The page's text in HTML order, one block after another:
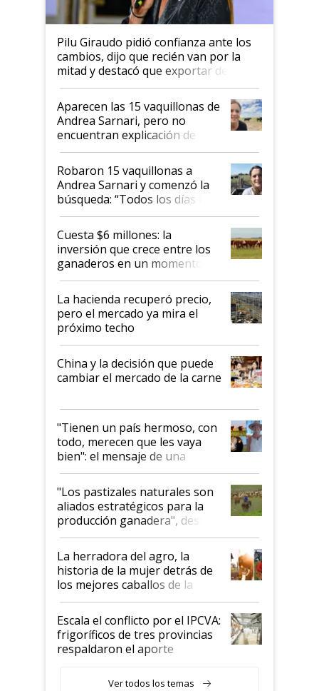
Pilu Giraudo pidió confianza ante los
cambios, dijo que recién van por la
mitad y destacó que exportar dejó de
ser "para unos pocos": "Tenemos un
mandato muy claro del gobierno
nacional"
Aparecen las 15 vaquillonas de
Andrea Sarnari, pero no
encuentran explicación de
cómo llegaron allí
Robaron 15 vaquillonas a
Andrea Sarnari y comenzó la
búsqueda: “Todos los días le
toca a algún productor”
Cuesta $6 millones: la
inversión que crece entre los
ganaderos en un momento
histórico para la actividad
La hacienda recuperó precio,
pero el mercado ya mira el
próximo techo
China y la decisión que puede
cambiar el mercado de la carne
"Tienen un país hermoso, con
todo, merecen que les vaya
bien": el mensaje de una
ganadera uruguaya sobre las
oportunidades que se abren
para el agro en Argentina, con
foco en la carne
"Los pastizales naturales son
aliados estratégicos para la
producción ganadera", destaca
la iniciativa que ya reúne a 46
establecimientos en Argentina
La herradora del agro, la
historia de la mujer detrás de
los mejores caballos de la
Argentina y los mitos que
todavía hacen sufrir a estos
animales: "Mientras me
descalificaban, yo seguí
haciendo currículum"
Escala el conflicto por el IPCVA:
frigoríficos de tres provincias
respaldaron el aporte
Ver todos los temas